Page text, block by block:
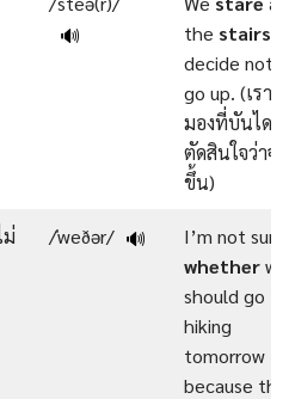
🔊
the stairs
decide not
go up. (เราจ้
มองที่บันไดแ
ตัดสินใจว่าจ
ขึ้น)
/ˈweðər/ 🔊
I’m not sure
whetherwe
should go
hiking
tomorrow
because the